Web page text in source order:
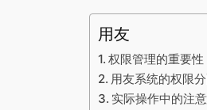
用友
权限管理的重要性
用友系统的权限
实际操作中的注